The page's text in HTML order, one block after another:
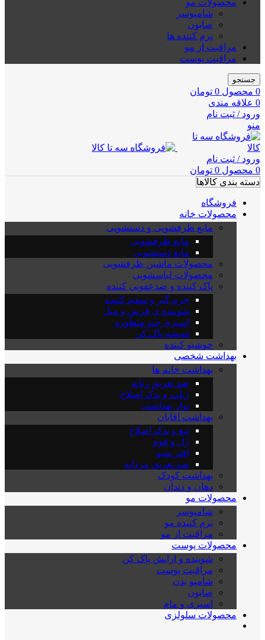
شامپوسر
صابون
نرم کننده ها
مراقبت از مو
مراقبت پوست
جستجو
0 محصول 0 تومان
0 علاقه مندی
ورود / ثبت نام
منو
ورود / ثبت نام
0 محصول 0 تومان
دسته بندی کالاها
فروشگاه
محصولات خانه
مایع ظرفشویی و دستشویی
مایع ظرفشویی
مایع دستشویی
محصولات ماشین ظرفشویی
محصولات لباسشویی
پاک کننده و ضدعفونی کننده
جرم گیر و سفید کننده
شوینده ی فرش و مبل
اسپری چند منظوره
شیشه پاک کن
خوشبو کننده
بهداشت شخصی
بهداشت خانم ها
ضد تعریق زنانه
ژیلت و یدک اصلاح
نوار بهداشتی
بهداشت اقایان
تیغ و یدک اصلاح
ژل و فوم
افتر شیو
ضد تعریق مردانه
بهداشت کودک
دهان و دندان
محصولات مو
شامپوسر
نرم کننده مو
مراقبت از مو
محصولات پوست
شوینده و ارایش پاک کن
مراقبت پوست
شامپو بدن
صابون
اسپری و مام
محصولات سلولزی